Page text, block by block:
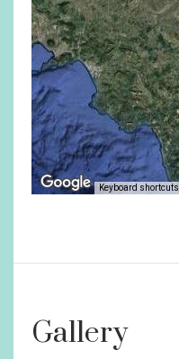
Keyboard shortcuts
Gallery